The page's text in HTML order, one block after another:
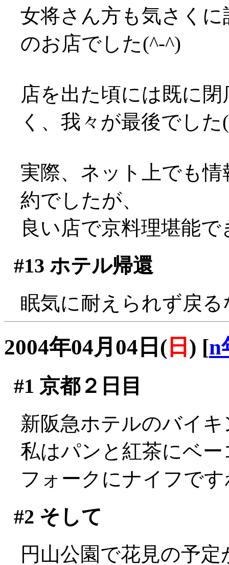
女将さん方も気さく
のお店でした(^-^)
店を出た頃には既に
く、我々が最後でした
実際、ネット上でも
約でしたが、
良い店で京料理堪能
#13 ホテル帰還
眠気に耐えられず戻
2004年04月04日( 日 ) [n
#1 京都２日目
新阪急ホテルのバイキ
私はパンと紅茶にベ
フォークにナイフで
#2 そして
円山公園で花見の予